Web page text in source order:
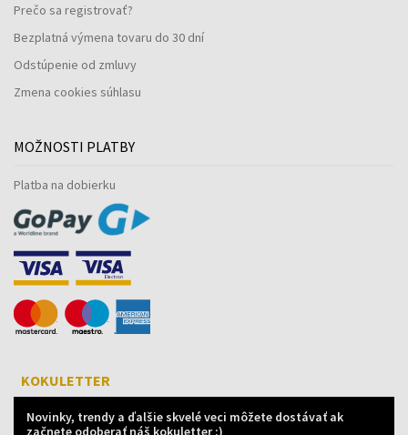
Prečo sa registrovať?
Bezplatná výmena tovaru do 30 dní
Odstúpenie od zmluvy
Zmena cookies súhlasu
MOŽNOSTI PLATBY
Platba na dobierku
KOKULETTER
Novinky, trendy a ďalšie skvelé veci môžete dostávať ak
začnete odoberať náš kokuletter :)